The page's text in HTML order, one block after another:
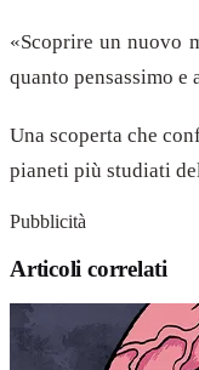
«Scoprire un nuovo
quanto pensassimo
Una scoperta che
pianeti più studiati
Pubblicità
Articoli correlati